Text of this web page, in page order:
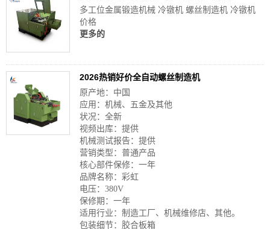
多工位金属锻造机械 冷镦机 螺丝制造机 冷镦机
价格
更多的
2026热销好价全自动螺丝制造机
原产地：中国
应用：机械、五金及其他
状况：全新
视频出库：提供
机械测试报告：提供
营销类型：普通产品
核心部件保修：一年
品牌名称：彩虹
电压：380V
保修期：一年
适用行业：制造工厂、机械维修店、其他。
包装细节：胶合板箱